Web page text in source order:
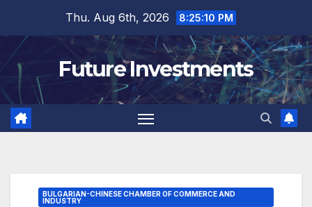
content
Thu. Aug 6th, 2026 8:25:11 PM
Future Investments
BULGARIAN-CHINESE CHAMBER OF COMMERCE AND
INDUSTRY